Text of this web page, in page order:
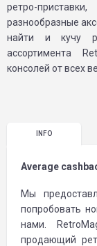
ретро-
разнообразные
найти и кучу
ассортимента
консолей от всех
INFO
Average
Мы
попробовать
нами.
продающий